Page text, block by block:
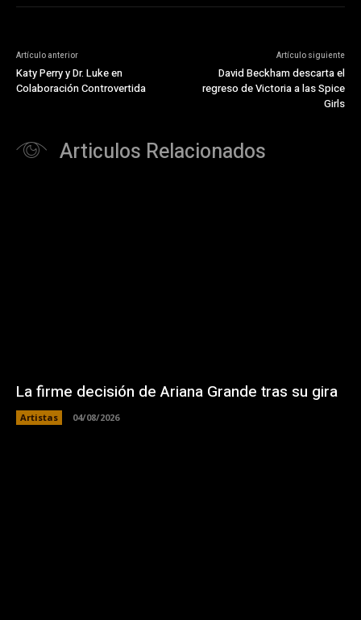
Artículo anterior
Katy Perry y Dr. Luke en
Colaboración Controvertida
Artículo siguiente
David Beckham descarta el
regreso de Victoria a las Spice
Girls
Articulos Relacionados
La firme decisión de Ariana Grande tras su gira
Artistas 04/08/2026